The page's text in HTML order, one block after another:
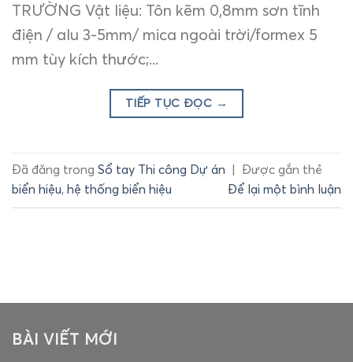
TRƯỜNG Vật liệu: Tôn kẽm 0,8mm sơn tĩnh
điện / alu 3-5mm/ mica ngoài trời/formex 5
mm tùy kích thước;...
TIẾP TỤC ĐỌC →
Đã đăng trong Sổ tay Thi công Dự án
Được gắn thẻ
biển hiệu, hệ thống biển hiệu Để lại một bình luận
BÀI VIẾT MỚI